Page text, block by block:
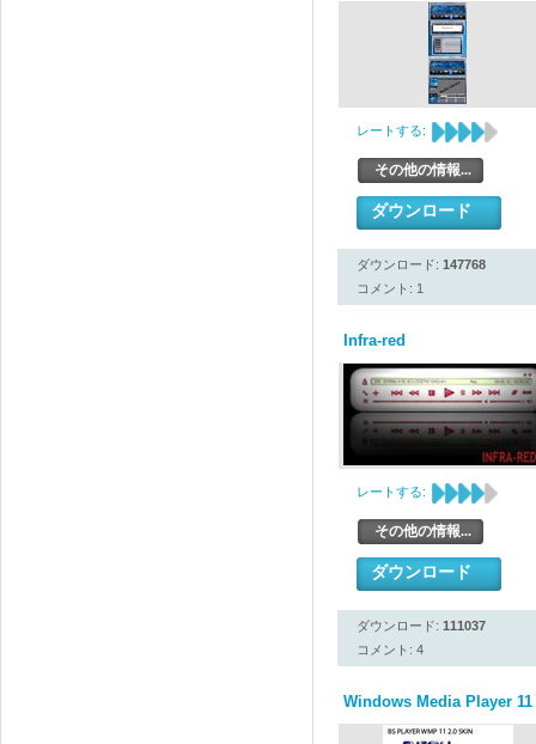
レートする:
その他の情報...
ダウンロード
ダウンロード: 147768
コメント: 1
Infra-red
レートする:
その他の情報...
ダウンロード
ダウンロード: 111037
コメント: 4
Windows Media Player